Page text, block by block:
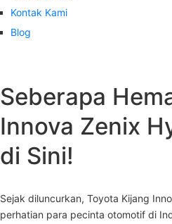
Kontak Kami
Blog
Seberapa
Innova Zenix
di Sini!
Sejak diluncurkan, Toyota Kijang
perhatian para pecinta otomotif di